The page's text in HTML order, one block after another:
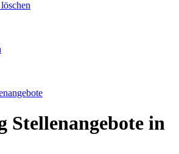
Stellenangebote in